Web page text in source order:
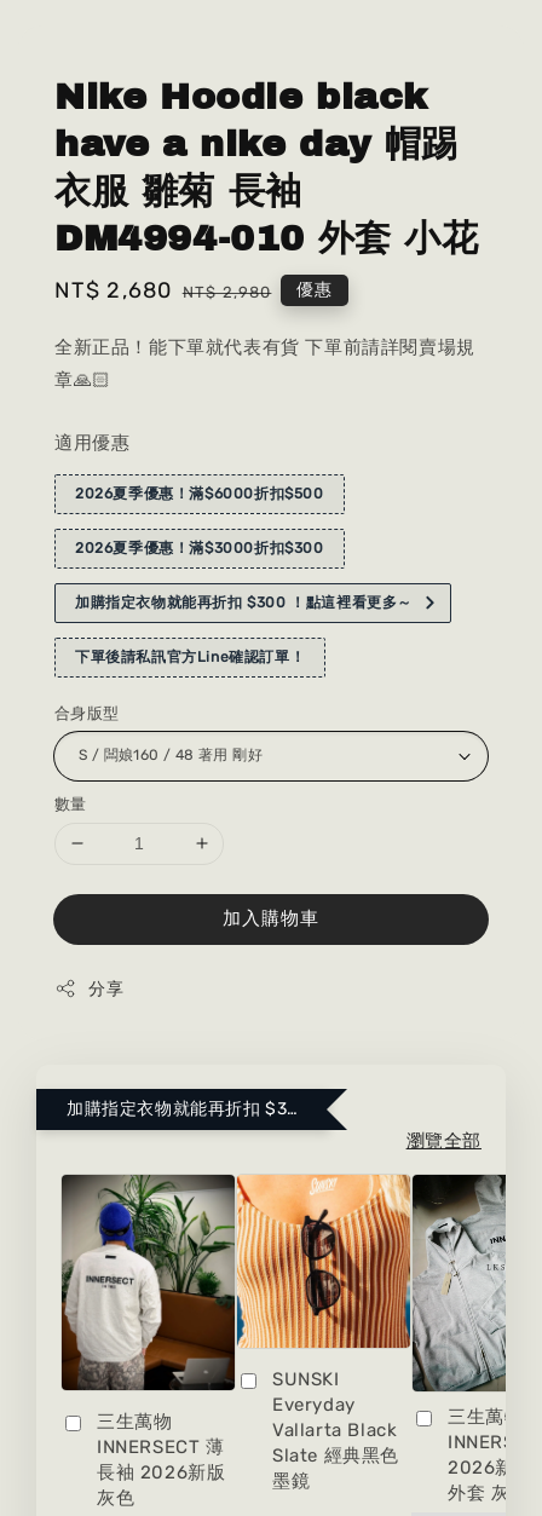
Nike Hoodie black
have a nike day 帽踢
衣服 雛菊 長袖
DM4994-010 外套 小花
Sale
NT$ 2,680 Regular
NT$ 2,980 優惠
全新正品！能下單就代表有貨 下單前請詳閱賣場規
章🙏🏻
適用優惠
2026夏季優惠！滿$6000折扣$500
2026夏季優惠！滿$3000折扣$300
加購指定衣物就能再折扣 $300 ！點這裡看更多～
下單後請私訊官方Line確認訂單！
合身版型
數量
加入購物車
分享
加購指定衣物就能再折扣 $300 ！點這裡看更多～
瀏覽全部
三生萬物
INNERSECT 薄
長袖 2026新版
灰色
SUNSKI
Everyday
Vallarta Black
Slate 經典黑色
墨鏡
三生萬物
2026新版
外套 灰色